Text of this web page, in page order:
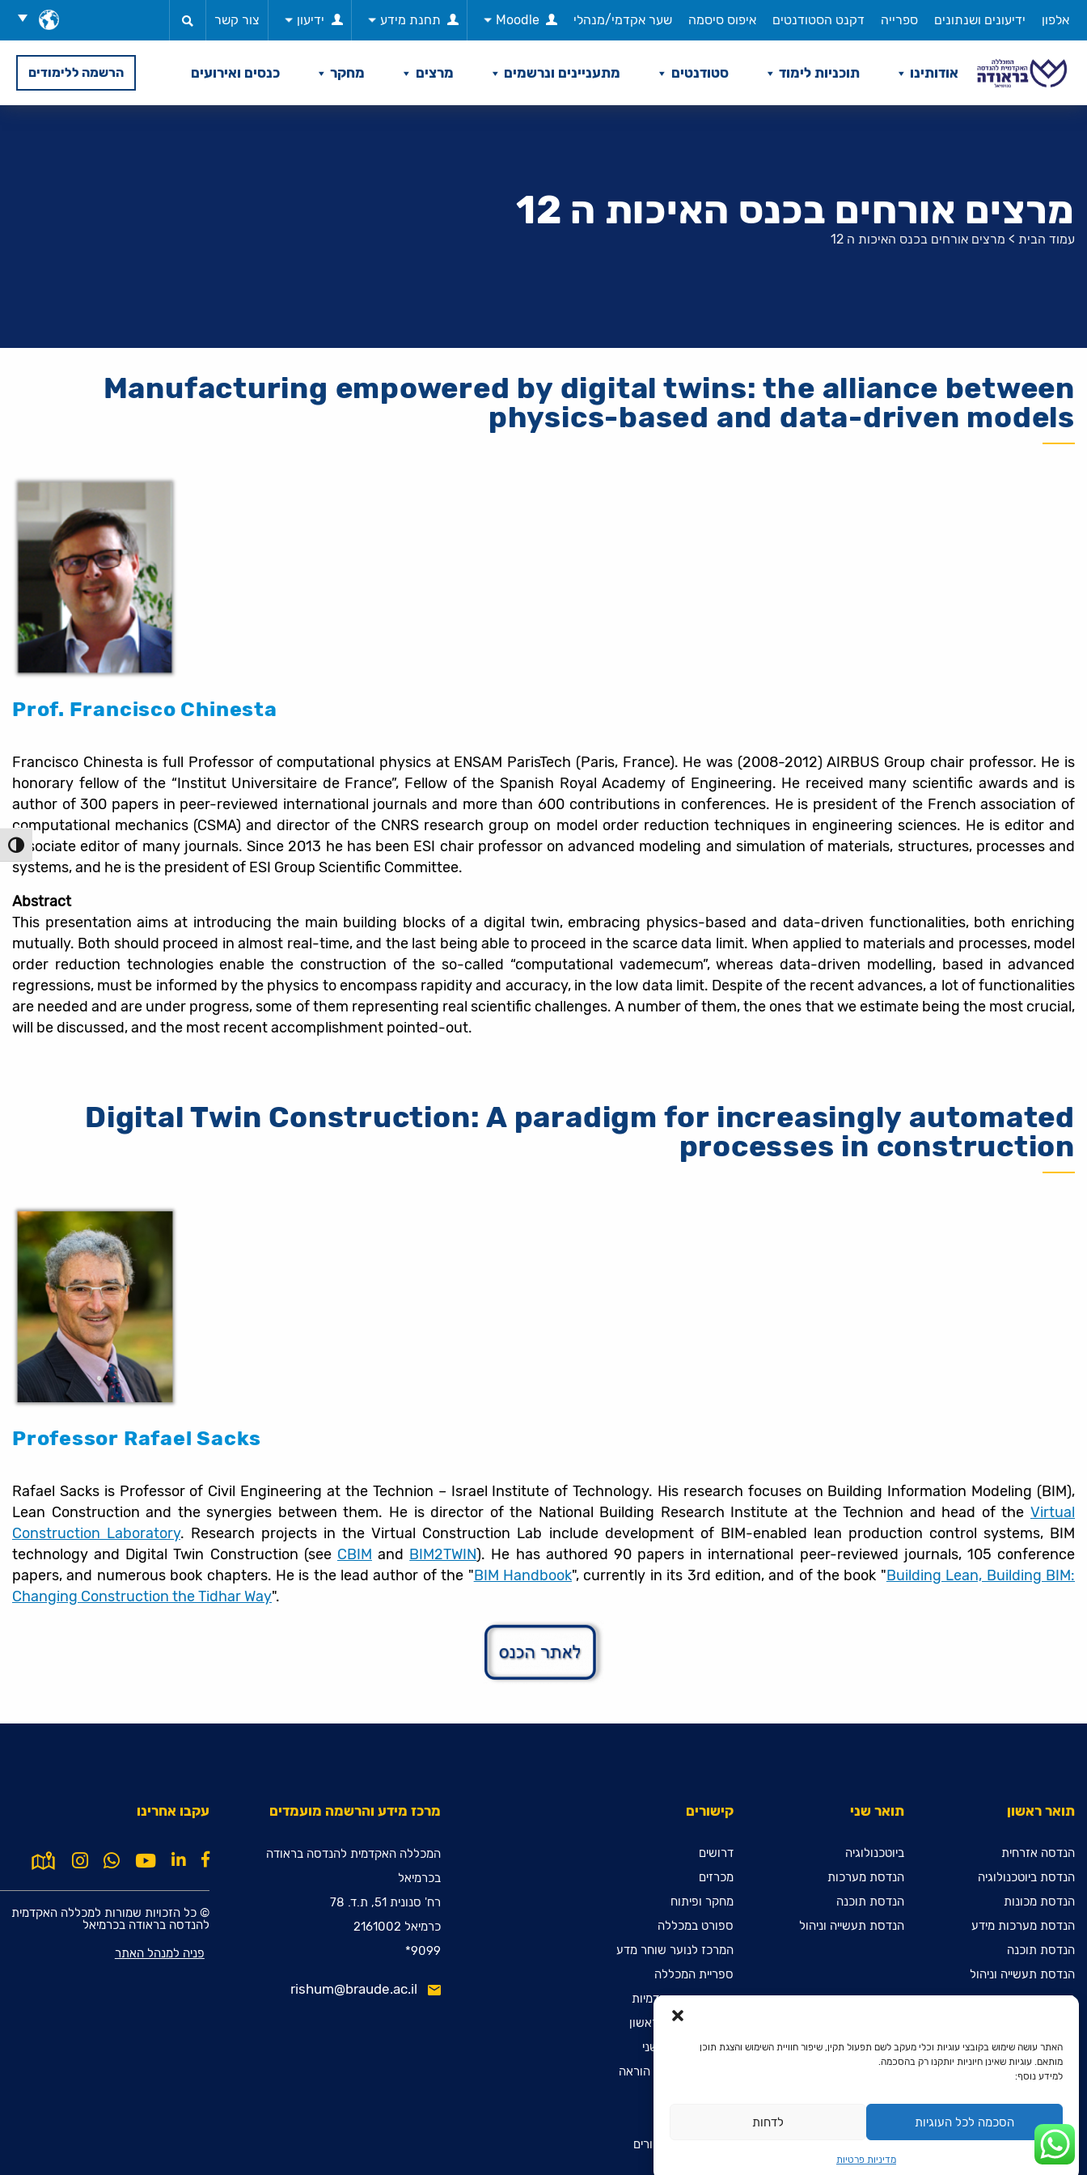
האתר עושה שימוש בקובצי עוגיות וכלי מעקב לשם תפעול תקין, שיפור חוויית השימוש והצגת תוכן
מותאם. עוגיות שאינן חיוניות יותקנו רק בהסכמה.
למידע נוסף:
הסכמה לכל העוגיות לדחות
מדיניות פרטיות
לתוכן
הפעל/
בחר
שפה
אלפון ידיעונים ושנתונים ספרייה דקנט הסטודנטים איפוס סיסמה שער אקדמי/מנהלי Moodle תחנת מידע ידיעון צור קשר
אודותינו תוכניות לימוד סטודנטים מתעניינים ונרשמים מרצים מחקר כנסים ואירועים הרשמה ללימודים
מרצים אורחים בכנס האיכות ה 12
עמוד הבית > מרצים אורחים בכנס האיכות ה 12
Manufacturing empowered by digital twins: the alliance between
physics-based and data-driven models
Prof. Francisco Chinesta
Francisco Chinesta is full Professor of computational physics at ENSAM ParisTech (Paris, France). He was (2008-2012) AIRBUS Group chair professor. He is
honorary fellow of the “Institut Universitaire de France”, Fellow of the Spanish Royal Academy of Engineering. He received many scientific awards and is
author of 300 papers in peer-reviewed international journals and more than 600 contributions in conferences. He is president of the French association of
computational mechanics (CSMA) and director of the CNRS research group on model order reduction techniques in engineering sciences. He is editor and
associate editor of many journals. Since 2013 he has been ESI chair professor on advanced modeling and simulation of materials, structures, processes and
systems, and he is the president of ESI Group Scientific Committee.
Abstract
This presentation aims at introducing the main building blocks of a digital twin, embracing physics-based and data-driven functionalities, both enriching
mutually. Both should proceed in almost real-time, and the last being able to proceed in the scarce data limit. When applied to materials and processes, model
order reduction technologies enable the construction of the so-called “computational vademecum”, whereas data-driven modelling, based in advanced
regressions, must be informed by the physics to encompass rapidity and accuracy, in the low data limit. Despite of the recent advances, a lot of functionalities
are needed and are under progress, some of them representing real scientific challenges. A number of them, the ones that we estimate being the most crucial,
will be discussed, and the most recent accomplishment pointed-out.
Digital Twin Construction: A paradigm for increasingly automated
processes in construction
Professor Rafael Sacks
Rafael Sacks is Professor of Civil Engineering at the Technion – Israel Institute of Technology. His research focuses on Building Information Modeling (BIM),
Lean Construction and the synergies between them. He is director of the National Building Research Institute at the Technion and head of the Virtual
Construction Laboratory. Research projects in the Virtual Construction Lab include development of BIM-enabled lean production control systems, BIM
technology and Digital Twin Construction (see CBIM and BIM2TWIN). He has authored 90 papers in international peer-reviewed journals, 105 conference
papers, and numerous book chapters. He is the lead author of the "BIM Handbook", currently in its 3rd edition, and of the book "Building Lean, Building BIM:
Changing Construction the Tidhar Way".
תואר ראשון
הנדסה אזרחית
הנדסת ביוטכנולוגיה
הנדסת מכונות
הנדסת מערכות מידע
הנדסת תוכנה
הנדסת תעשייה וניהול
מדעי המחשב
הנדסת חשמל ואלקטרוניקה
דו-חוגי בהנדסת חשמל
ואלקטרוניקה ובהנדסת מכונות
דו-חוגי בהנדסת חשמל
ואלקטרוניקה ובמתמטיקה שימושית
תואר שני
ביוטכנולוגיה
הנדסת מערכות
הנדסת תוכנה
הנדסת תעשייה וניהול
קישורים
דרושים
מכרזים
מחקר ופיתוח
ספורט במכללה
המרכז לנוער שוחר מדע
ספריית המכללה
מכינות קדם אקדמיות
הרשמה לתואר ראשון
הרשמה לתואר שני
הרשמה לתעודת הוראה
פריסת דפיברילטורים
מרכז מידע והרשמה מועמדים
המכללה האקדמית להנדסה בראודה
בכרמיאל
רח' סנונית 51, ת.ד. 78
כרמיאל 2161002
9099*
rishum@braude.ac.il
עקבו אחרינו
© כל הזכויות שמורות למכללה האקדמית
להנדסה בראודה בכרמיאל
פניה למנהל האתר